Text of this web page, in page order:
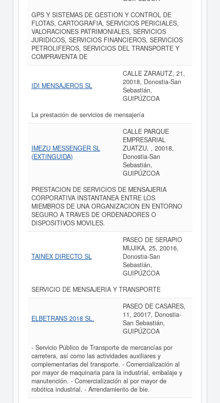
GPS Y SISTEMAS DE GESTION Y CONTROL DE
FLOTAS, CARTOGRAFIA, SERVICIOS PERICIALES,
VALORACIONES PATRIMONIALES, SERVICIOS
JURIDICOS, SERVICIOS FINANCIEROS, SERVICIOS
PETROLIFEROS, SERVICIOS DEL TRANSPORTE Y
COMPRAVENTA DE
IDI MENSAJEROS SL
CALLE ZARAUTZ, 21,
20018, Donostia-San
Sebastián,
GUIPÚZCOA
La prestación de servicios de mensajería
IMEZU MESSENGER SL
(EXTINGUIDA)
CALLE PARQUE
EMPRESARIAL
ZUATZU, , 20018,
Donostia-San
Sebastián,
GUIPÚZCOA
PRESTACION DE SERVICIOS DE MENSAJERIA
CORPORATIVA INSTANTANEA ENTRE LOS
MIEMBROS DE UNA ORGANIZACION EN ENTORNO
SEGURO A TRAVES DE ORDENADORES O
DISPOSITIVOS MOVILES.
TAINEX DIRECTO SL
PASEO DE SERAPIO
MUJIKA, 25, 20016,
Donostia-San
Sebastián,
GUIPÚZCOA
SERVICIO DE MENSAJERIA Y TRANSPORTE
ELBETRANS 2018 SL.
PASEO DE CASARES,
11, 20017, Donostia-
San Sebastián,
GUIPÚZCOA
- Servicio Público de Transporte de mercancías por
carretera, así como las actividades auxiliares y
complementarias del transporte. - Comercialización al
por mayor de maquinaria para la industrial, embalaje y
manutención. - Comercialización al por mayor de
robótica industrial. - Arrendamiento de bie.